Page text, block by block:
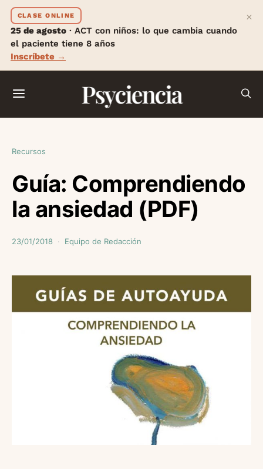
CLASE ONLINE
25 de agosto · ACT con niños: lo que cambia cuando
el paciente tiene 8 años
Inscríbete →
×
Psyciencia
Recursos
Guía: Comprendiendo
la ansiedad (PDF)
23/01/2018 Equipo de Redacción